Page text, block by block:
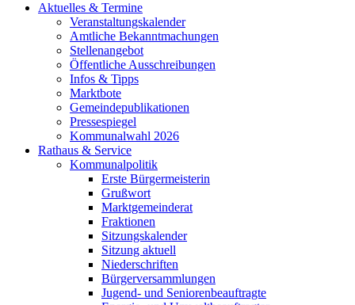
Aktuelles & Termine
Veranstaltungskalender
Amtliche Bekanntmachungen
Stellenangebot
Öffentliche Ausschreibungen
Infos & Tipps
Marktbote
Gemeindepublikationen
Pressespiegel
Kommunalwahl 2026
Rathaus & Service
Kommunalpolitik
Erste Bürgermeisterin
Grußwort
Marktgemeinderat
Fraktionen
Sitzungskalender
Sitzung aktuell
Niederschriften
Bürgerversammlungen
Jugend- und Seniorenbeauftragte